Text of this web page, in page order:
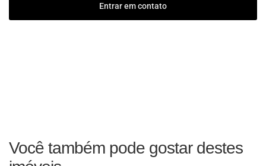
Entrar em contato
Você também pode gostar destes